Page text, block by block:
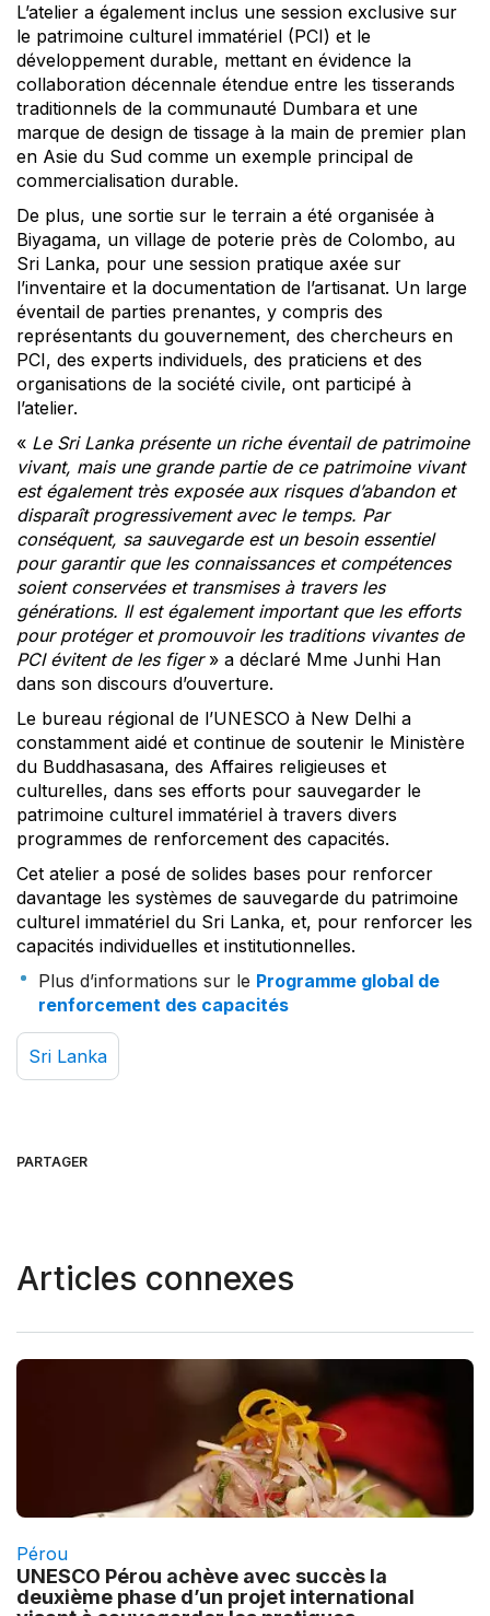
L’atelier a également inclus une session exclusive sur
le patrimoine culturel immatériel (PCI) et le
développement durable, mettant en évidence la
collaboration décennale étendue entre les tisserands
traditionnels de la communauté Dumbara et une
marque de design de tissage à la main de premier plan
en Asie du Sud comme un exemple principal de
commercialisation durable.
De plus, une sortie sur le terrain a été organisée à
Biyagama, un village de poterie près de Colombo, au
Sri Lanka, pour une session pratique axée sur
l’inventaire et la documentation de l’artisanat. Un large
éventail de parties prenantes, y compris des
représentants du gouvernement, des chercheurs en
PCI, des experts individuels, des praticiens et des
organisations de la société civile, ont participé à
l’atelier.
« Le Sri Lanka présente un riche éventail de patrimoine
vivant, mais une grande partie de ce patrimoine vivant
est également très exposée aux risques d’abandon et
disparaît progressivement avec le temps. Par
conséquent, sa sauvegarde est un besoin essentiel
pour garantir que les connaissances et compétences
soient conservées et transmises à travers les
générations. Il est également important que les efforts
pour protéger et promouvoir les traditions vivantes de
PCI évitent de les figer» a déclaré Mme Junhi Han
dans son discours d’ouverture.
Le bureau régional de l’UNESCO à New Delhi a
constamment aidé et continue de soutenir le Ministère
du Buddhasasana, des Affaires religieuses et
culturelles, dans ses efforts pour sauvegarder le
patrimoine culturel immatériel à travers divers
programmes de renforcement des capacités.
Cet atelier a posé de solides bases pour renforcer
davantage les systèmes de sauvegarde du patrimoine
culturel immatériel du Sri Lanka, et, pour renforcer les
capacités individuelles et institutionnelles.
Plus d’informations sur le Programme global de
renforcement des capacités
Sri Lanka
PARTAGER
Articles connexes
Pérou
UNESCO Pérou achève avec succès la
deuxième phase d’un projet international